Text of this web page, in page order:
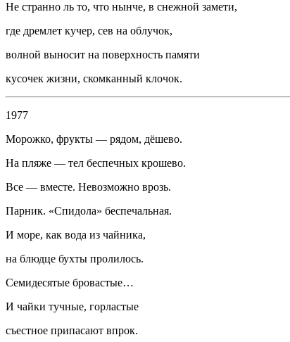
Не странно ль то, что нынче, в снежной замети,
где дремлет кучер, сев на облучок,
волной выносит на поверхность памяти
кусочек жизни, скомканный клочок.
1977
Морожко, фрукты — рядом, дёшево.
На пляже — тел беспечных крошево.
Все — вместе. Невозможно врозь.
Парник. «Спидола» беспечальная.
И море, как вода из чайника,
на блюдце бухты пролилось.
Семидесятые бровастые…
И чайки тучные, горластые
съестное припасают впрок.